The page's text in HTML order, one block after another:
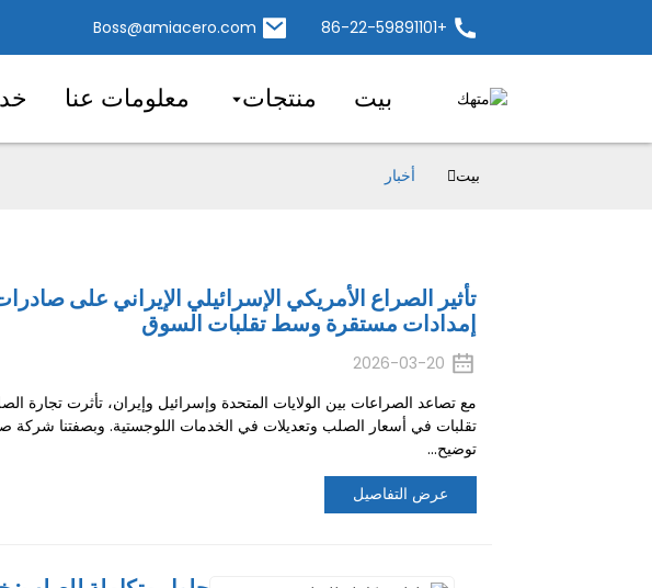
+86-22-59891101
Boss@amiacero.com
بيت منتجات معلومات عنا
بيت أخبار
تأثير الصراع الأمريكي الإسرائيلي الإيراني على
إمدادات مستقرة وسط تقلبات السوق
2026-03-20
مع تصاعد الصراعات بين الولايات المتحدة وإسرائيل وإيران، تأثرت تجارة
تقلبات في أسعار الصلب وتعديلات في الخدمات اللوجستية. وبصفتنا
توضيح...
عرض التفاصيل